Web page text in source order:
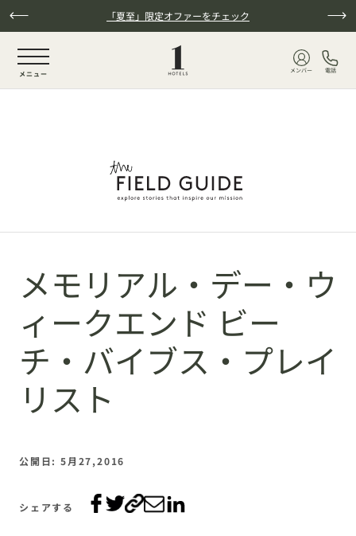
本文へスキップ 「夏至」限定オファーをチェック
NaN / 6
メニュー メンバー 電話
メモリアル・デー・ウ
ィークエンド ビー
チ・バイブス・プレイ
リスト
公開日: 5月27,2016
シェアする